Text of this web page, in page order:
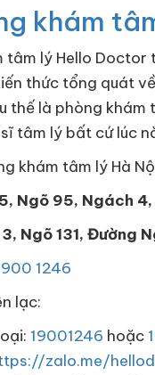
khám
tâm lý Hello
thức tổng quát
thế là phòng
tâm lý bất cứ lúc
khám tâm lý Hà
5, Ngõ 95, Ngách
3, Ngõ 131, Đường
1246
lạc:
19001246 hoặc
zalo.me/